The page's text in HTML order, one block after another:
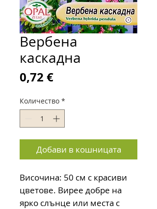
Вербена
каскадна
0,72 €Цена
Количество *
Добави в кошницата
Височина: 50 см с красиви
цветове. Вирее добре на
ярко слънце или места с